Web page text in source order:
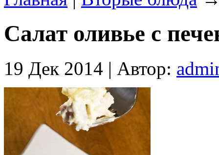
Салат оливье с
19 Дек 2014 | Автор: